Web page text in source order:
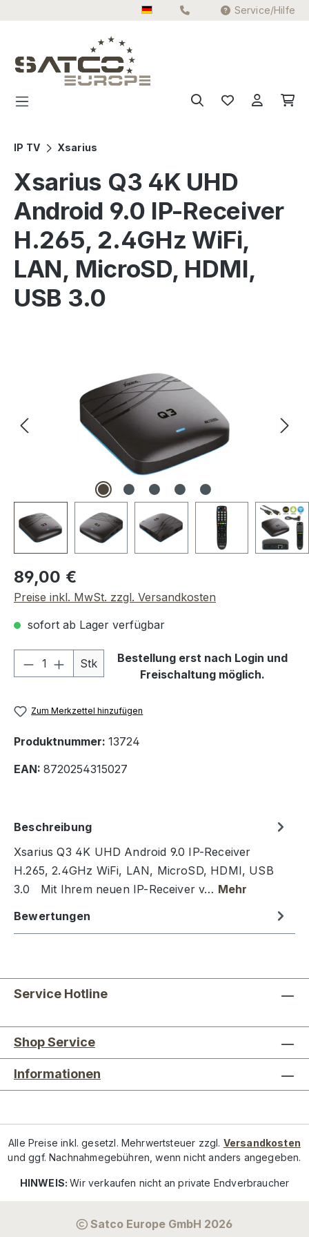
Zum Hauptinhalt springen Service/Hilfe
IP TV Xsarius
Xsarius Q3 4K UHD
Android 9.0 IP-Receiver
H.265, 2.4GHz WiFi,
LAN, MicroSD, HDMI,
USB 3.0
Regulärer Preis:
89,00 €
Preise inkl. MwSt. zzgl. Versandkosten
sofort ab Lager verfügbar
Produkt Anzahl: Gib den
Stk
Bestellung erst nach Login und
Freischaltung möglich.
Zum Merkzettel hinzufügen
Produktnummer: 13724
EAN: 8720254315027
Beschreibung
Xsarius Q3 4K UHD Android 9.0 IP-Receiver
H.265, 2.4GHz WiFi, LAN, MicroSD, HDMI, USB
3.0 Mit Ihrem neuen IP-Receiver v… Mehr
Bewertungen
Service Hotline
Shop Service
Informationen
Alle Preise inkl. gesetzl. Mehrwertsteuer zzgl. Versandkosten
und ggf. Nachnahmegebühren, wenn nicht anders angegeben.
HINWEIS:Wir verkaufen nicht an private Endverbraucher
Satco Europe GmbH 2026